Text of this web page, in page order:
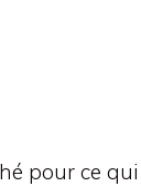
pour ce